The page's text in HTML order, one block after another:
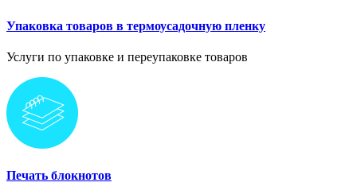
Упаковка товаров в термоусадочную пленку
Услуги по упаковке и переупаковке товаров
Печать блокнотов